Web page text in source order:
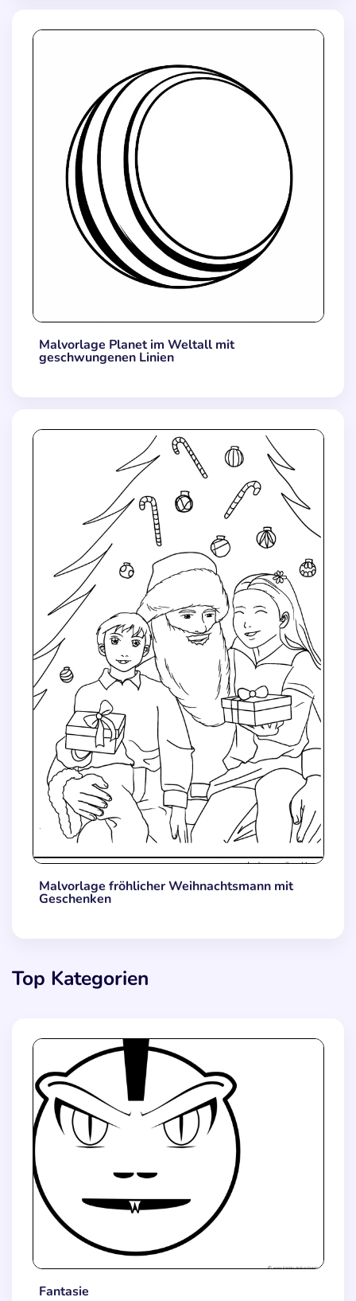
Malvorlage Planet im Weltall mit
geschwungenen Linien
Malvorlage fröhlicher Weihnachtsmann mit
Geschenken
Top Kategorien
Fantasie